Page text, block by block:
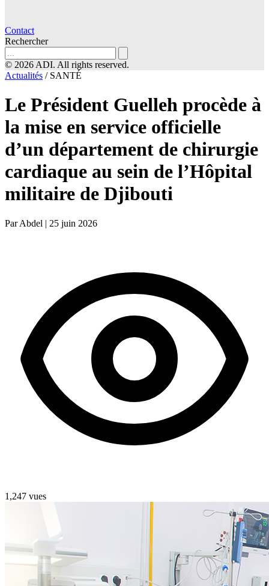
Contact
Rechercher
© 2026 ADI. All rights reserved.
Actualités / SANTÉ
Le Président Guelleh procède à
la mise en service officielle
d’un département de chirurgie
cardiaque au sein de l’Hôpital
militaire de Djibouti
Par Abdel | 25 juin 2026
1,247 vues